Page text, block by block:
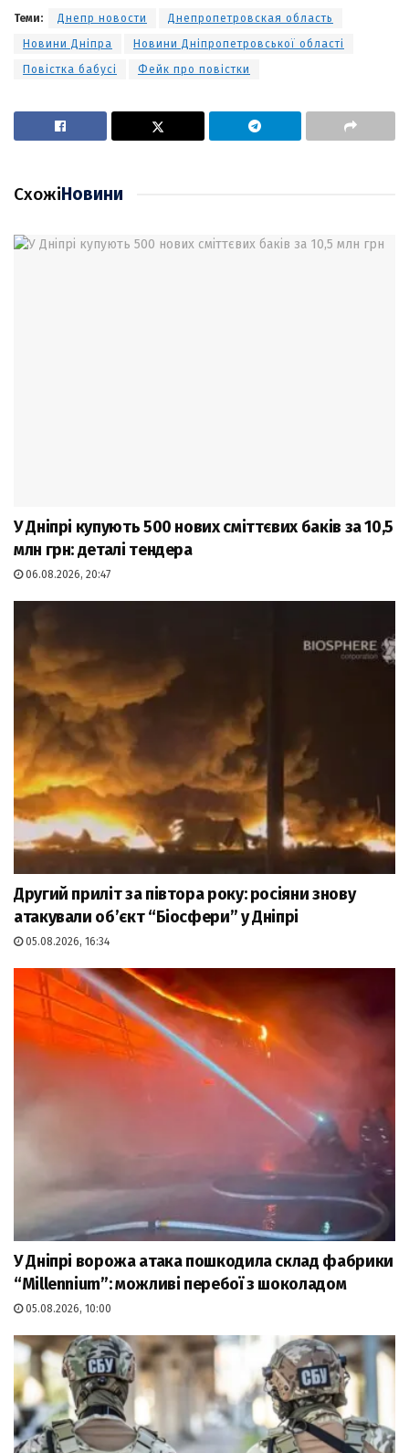
Теми: Днепр новости
Днепропетровская область
Новини Дніпра
Новини Дніпропетровської області
Повістка бабусі
Фейк про повістки
СхожіНовини
У Дніпрі купують 500 нових сміттєвих баків за 10,5
млн грн: деталі тендера
06.08.2026, 20:47
Другий приліт за півтора року: росіяни знову
атакували об’єкт “Біосфери” у Дніпрі
05.08.2026, 16:34
У Дніпрі ворожа атака пошкодила склад фабрики
“Millennium”: можливі перебої з шоколадом
05.08.2026, 10:00